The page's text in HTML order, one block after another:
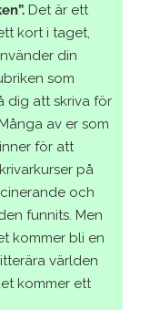
Det är ett
kort i taget,
din
som
dig att skriva för
Många av er som
för att
på
och
funnits. Men
kommer bli en
världen
kommer ett